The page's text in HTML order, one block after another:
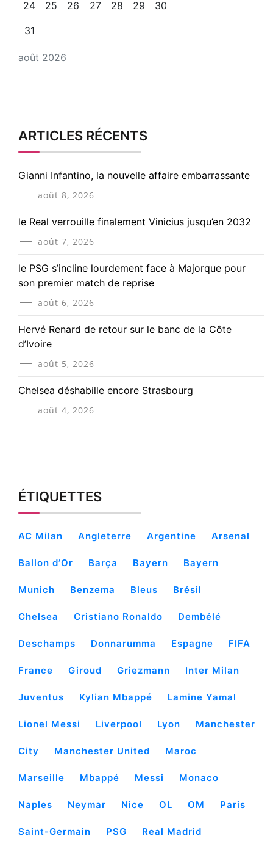
août 2026
24 25 26 27 28 29 30
31
ARTICLES RÉCENTS
Gianni Infantino, la nouvelle affaire embarrassante
août 8, 2026
le Real verrouille finalement Vinicius jusqu’en 2032
août 7, 2026
le PSG s’incline lourdement face à Majorque pour
son premier match de reprise
août 6, 2026
Hervé Renard de retour sur le banc de la Côte
d’Ivoire
août 5, 2026
Chelsea déshabille encore Strasbourg
août 4, 2026
ÉTIQUETTES
AC Milan Angleterre Argentine Arsenal
Ballon d’Or Barça Bayern Bayern
Munich Benzema Bleus Brésil
Chelsea Cristiano Ronaldo Dembélé
Deschamps Donnarumma Espagne FIFA
France Giroud Griezmann Inter Milan
Juventus Kylian Mbappé Lamine Yamal
Lionel Messi Liverpool Lyon Manchester
City Manchester United Maroc
Marseille Mbappé Messi Monaco
Naples Neymar Nice OL OM Paris
Saint-Germain PSG Real Madrid